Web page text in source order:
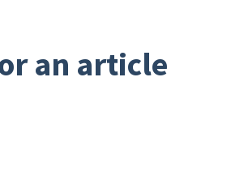
an article